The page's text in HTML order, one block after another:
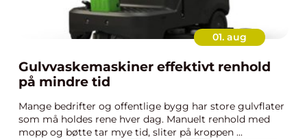
01. aug
Gulvvaskemaskiner effektivt renhold
på mindre tid
Mange bedrifter og offentlige bygg har store gulvflater
som må holdes rene hver dag. Manuelt renhold med
mopp og bøtte tar mye tid, sliter på kroppen ...